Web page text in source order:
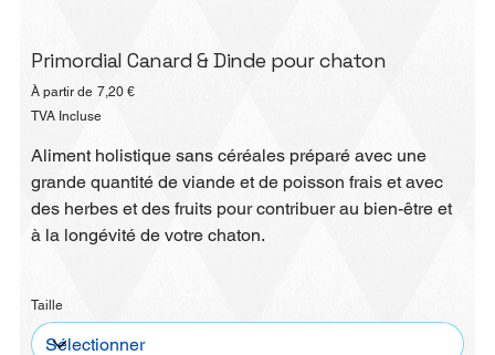
Primordial Canard & Dinde pour chaton
À partir de Prix
7,20 €
TVA Incluse
Aliment holistique sans céréales préparé avec une
grande quantité de viande et de poisson frais et avec
des herbes et des fruits pour contribuer au bien-être et
à la longévité de votre chaton.
Taille